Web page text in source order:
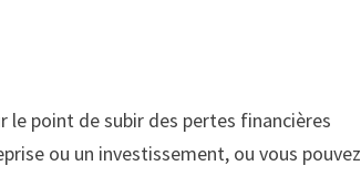
le point de subir des pertes financières
ou un investissement, ou vous pouvez